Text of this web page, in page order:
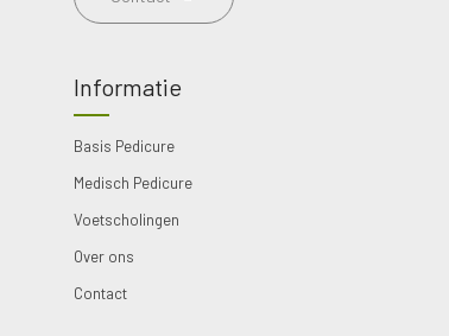
Informatie
Basis Pedicure
Medisch Pedicure
Voetscholingen
Over ons
Contact